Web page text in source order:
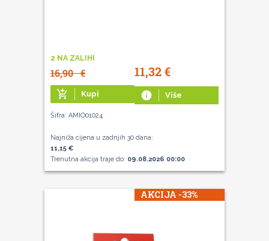
2 NA ZALIHI
16,90€ 11,32€
add_shopping_cart Kupi info Više
Šifra: AMIO01024
Najniža cijena u zadnjih 30 dana:
11,15 €
Trenutna akcija traje do: 09.08.2026 00:00
AKCIJA -33%